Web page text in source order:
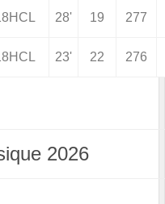
28' 19 277
23' 22 276
2026